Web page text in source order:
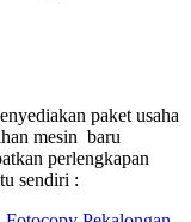
paket usaha
mesin baru
perlengkapan
sendiri :